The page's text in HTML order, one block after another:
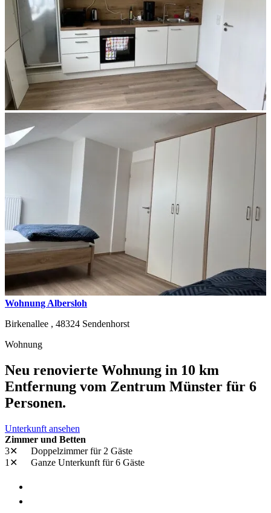
Wohnung Albersloh
Birkenallee , 48324 Sendenhorst
Wohnung
Neu renovierte Wohnung in 10 km
Entfernung vom Zentrum Münster für 6
Personen.
Unterkunft ansehen
Zimmer und Betten
3✕
Doppelzimmerfür 2 Gäste
1✕
Ganze Unterkunft für 6 Gäste